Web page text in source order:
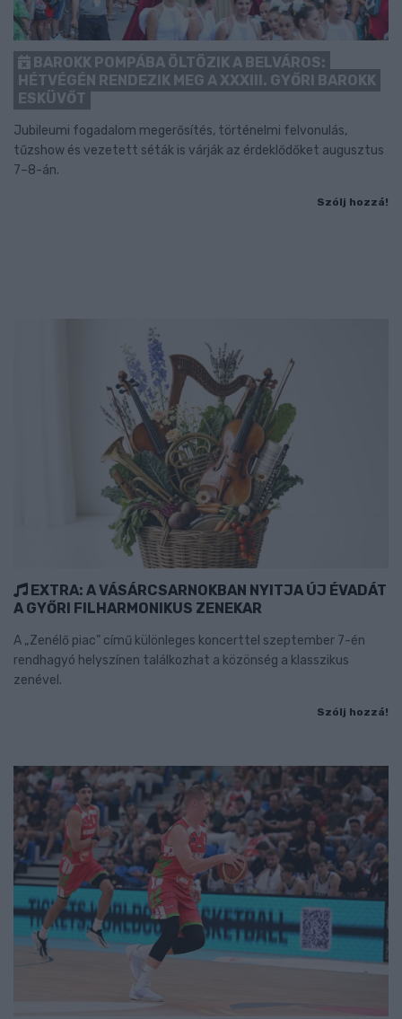
BAROKK POMPÁBA ÖLTÖZIK A BELVÁROS:
HÉTVÉGÉN RENDEZIK MEG A XXXIII. GYŐRI BAROKK
ESKÜVŐT
Jubileumi fogadalom megerősítés, történelmi felvonulás,
tűzshow és vezetett séták is várják az érdeklődőket augusztus
7–8-án.
Szólj hozzá!
EXTRA: A VÁSÁRCSARNOKBAN NYITJA ÚJ ÉVADÁT
A GYŐRI FILHARMONIKUS ZENEKAR
A „Zenélő piac” című különleges koncerttel szeptember 7-én
rendhagyó helyszínen találkozhat a közönség a klasszikus
zenével.
Szólj hozzá!